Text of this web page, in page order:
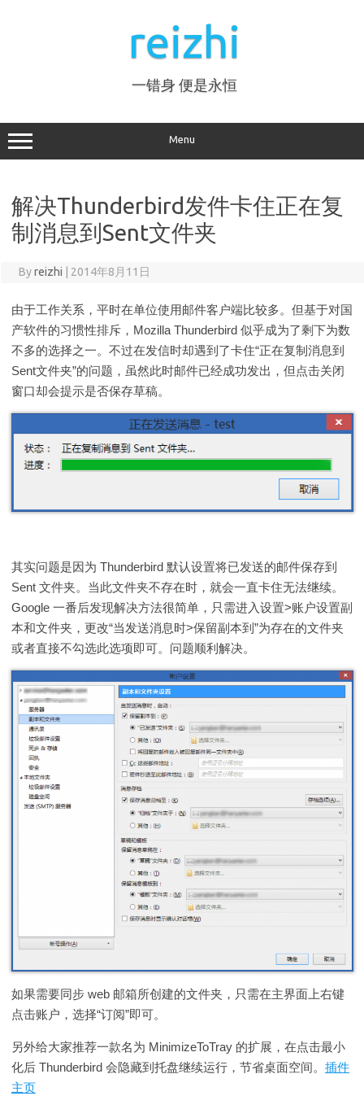
reizhi
一错身 便是永恒
Menu
解决Thunderbird发件卡住正在复
制消息到Sent文件夹
Byreizhi 2014年8月11日
由于工作关系，平时在单位使用邮件客户端比较多。但基于对国
产软件的习惯性排斥，Mozilla Thunderbird 似乎成为了剩下为数
不多的选择之一。不过在发信时却遇到了卡住“正在复制消息到
Sent文件夹”的问题，虽然此时邮件已经成功发出，但点击关闭
窗口却会提示是否保存草稿。
其实问题是因为 Thunderbird 默认设置将已发送的邮件保存到
Sent 文件夹。当此文件夹不存在时，就会一直卡住无法继续。
Google 一番后发现解决方法很简单，只需进入设置>账户设置副
本和文件夹，更改“当发送消息时>保留副本到”为存在的文件夹
或者直接不勾选此选项即可。问题顺利解决。
如果需要同步 web 邮箱所创建的文件夹，只需在主界面上右键
点击账户，选择“订阅”即可。
另外给大家推荐一款名为 MinimizeToTray 的扩展，在点击最小
化后 Thunderbird 会隐藏到托盘继续运行，节省桌面空间。 插件
主页